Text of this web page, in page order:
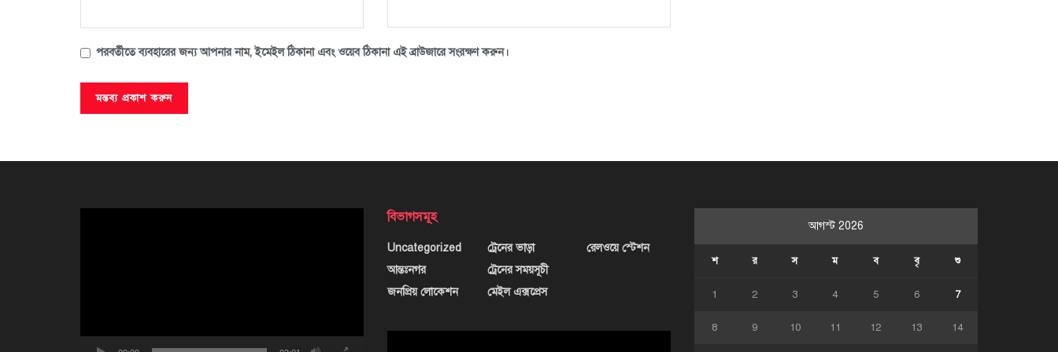
পরবর্তীতে ব্যবহারের জন্য আপনার নাম, ইমেইল ঠিকানা এবং ওয়েব ঠিকানা এই ব্রাউজারে সংরক্ষণ করুন।
বিভাগসমূহ
Uncategorized
আন্তঃনগর
জনপ্রিয় লোকেশন
ট্রেনের ভাড়া
ট্রেনের সময়সূচী
মেইল এক্সপ্রেস
রেলওয়ে স্টেশন
আগস্ট 2026
শ র স ম ব বৃ শু
1 2 3 4 5 6 7
8 9 10 11 12 13 14